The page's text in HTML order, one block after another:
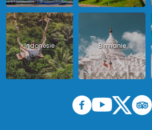
Indonésie Birmanie